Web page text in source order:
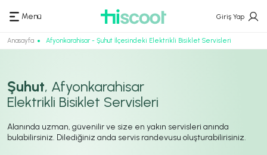
Menü Giriş Yap
Anasayfa Afyonkarahisar - Şuhut İlçesindeki Elektrikli Bisiklet Servisleri
Şuhut, Afyonkarahisar
Elektrikli Bisiklet Servisleri
Alanında uzman, güvenilir ve size en yakın servisleri anında
bulabilirsiniz. Dilediğiniz anda servis randevusu oluşturabilirisiniz.